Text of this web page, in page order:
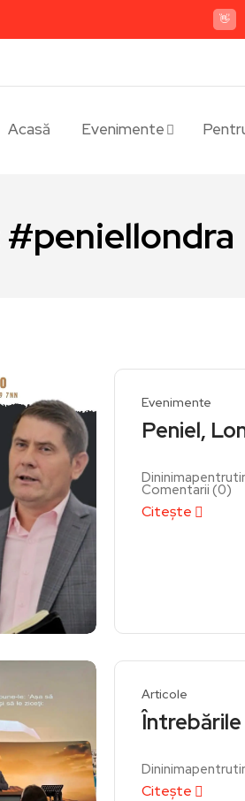
👋
Acasă Evenimente
#peniellondra
Evenimente
Peniel,
Comentarii (0)
Citește
Articole
Întrebările
Citește